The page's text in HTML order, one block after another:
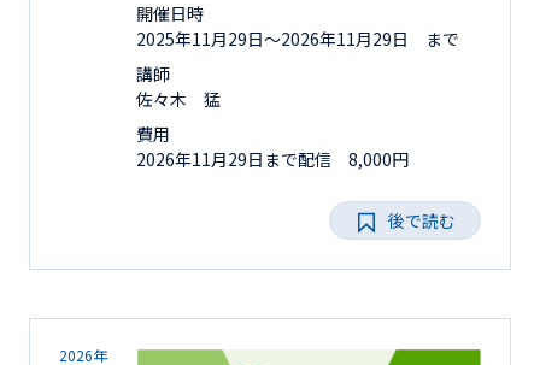
開催日時
2025年11月29日〜2026年11月29日 まで
講師
佐々木 猛
費用
2026年11月29日まで配信 8,000円
後で読む
2026年